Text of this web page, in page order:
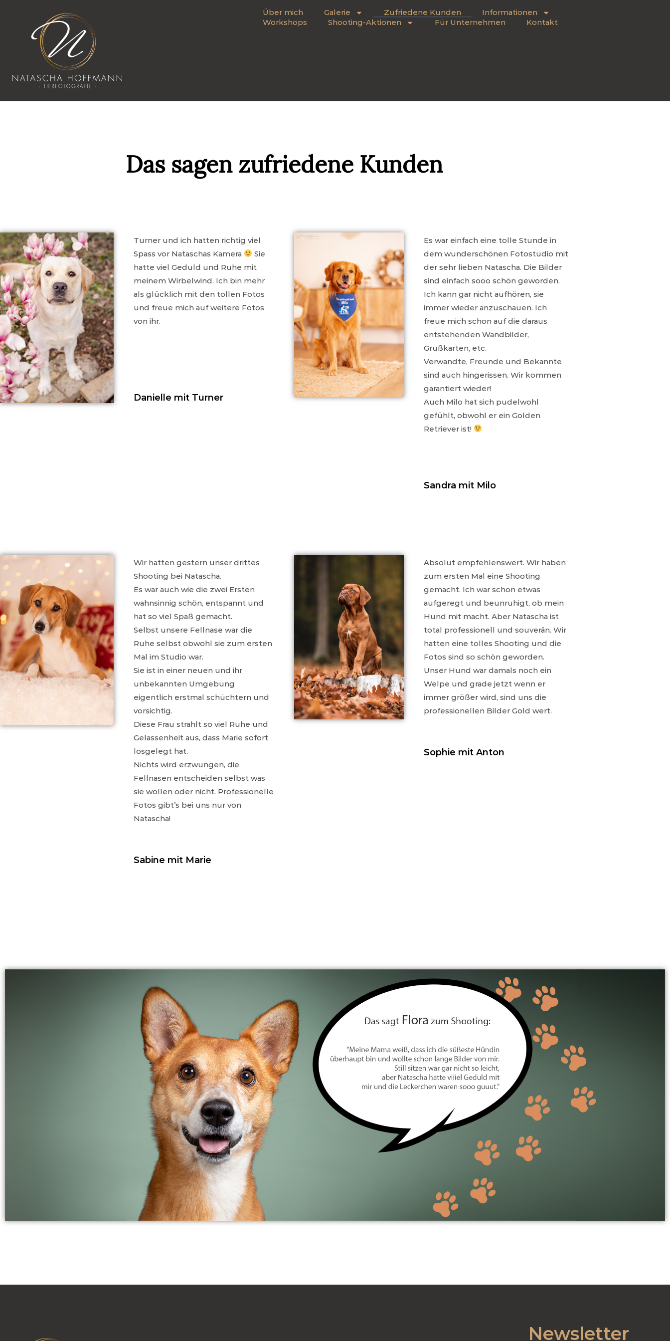
Über mich Galerie Zufriedene Kunden
Informationen
Workshops
Shooting-Aktionen Für Unternehmen Kontakt
Das sagen zufriedene Kunden
Turner und ich hatten richtig viel
Spass vor Nataschas Kamera
Sie
hatte viel Geduld und Ruhe mit
meinem Wirbelwind. Ich bin mehr
als glücklich mit den tollen Fotos
und freue mich auf weitere Fotos
von ihr.
Danielle mit Turner
Es war einfach eine tolle Stunde in
dem wunderschönen Fotostudio mit
der sehr lieben Natascha. Die Bilder
sind einfach sooo schön geworden.
Ich kann gar nicht aufhören, sie
immer wieder anzuschauen. Ich
freue mich schon auf die daraus
entstehenden Wandbilder,
Grußkarten, etc.
Verwandte, Freunde und Bekannte
sind auch hingerissen. Wir kommen
garantiert wieder!
Auch Milo hat sich pudelwohl
gefühlt, obwohl er ein Golden
Retriever ist!
Sandra mit Milo
Wir hatten gestern unser drittes
Shooting bei Natascha.
Es war auch wie die zwei Ersten
wahnsinnig schön, entspannt und
hat so viel Spaß gemacht.
Selbst unsere Fellnase war die
Ruhe selbst obwohl sie zum ersten
Mal im Studio war.
Sie ist in einer neuen und ihr
unbekannten Umgebung
eigentlich erstmal schüchtern und
vorsichtig.
Diese Frau strahlt so viel Ruhe und
Gelassenheit aus, dass Marie sofort
losgelegt hat.
Nichts wird erzwungen, die
Fellnasen entscheiden selbst was
sie wollen oder nicht. Professionelle
Fotos gibt’s bei uns nur von
Natascha!
Sabine mit Marie
Absolut empfehlenswert. Wir haben
zum ersten Mal eine Shooting
gemacht. Ich war schon etwas
aufgeregt und beunruhigt, ob mein
Hund mit macht. Aber Natascha ist
total professionell und souverän. Wir
hatten eine tolles Shooting und die
Fotos sind so schön geworden.
Unser Hund war damals noch ein
Welpe und grade jetzt wenn er
immer größer wird, sind uns die
professionellen Bilder Gold wert.
Sophie mit Anton
Newsletter